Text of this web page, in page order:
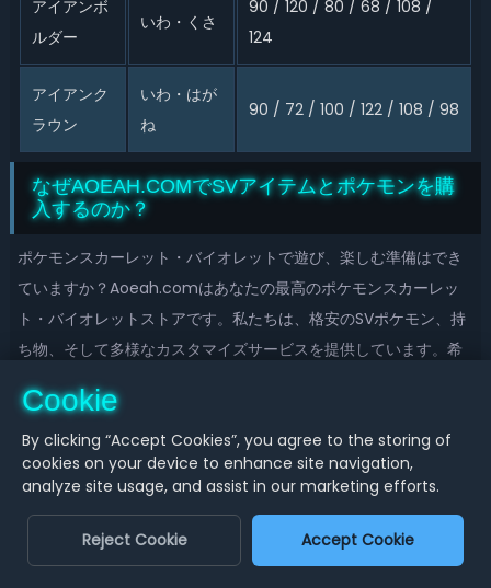
アイアンボ
ルダー
いわ・くさ
90 / 120 / 80 / 68 / 108 /
124
アイアンク
ラウン
いわ・はが
ね
90 / 72 / 100 / 122 / 108 / 98
なぜAOEAH.COMでSVアイテムとポケモンを購
入するのか？
ポケモンスカーレット・バイオレットで遊び、楽しむ準備はでき
ていますか？Aoeah.comはあなたの最高のポケモンスカーレッ
ト・バイオレットストアです。私たちは、格安のSVポケモン、持
ち物、そして多様なカスタマイズサービスを提供しています。希
少な色違いポケモンや、進化の石などの入手困難な持ち物を求め
る方も、当サイトのマーケットプレイスで必要なものを見つける
ことができます。使いやすいインターフェースから簡単にスカー
レット・バイオレットのアイテムやポケモン、カスタマイズサー
ビスが購入可能で、スムーズなネット環境とよく使う決済方法を
用意するだけです。世界中の全プレイヤー向けに毎日お得なSVポ
ケモンとアイテムを取り揃えています。ランダム割引もあり、さ
Cookie
By clicking “Accept Cookies”, you agree to the storing of
cookies on your device to enhance site navigation,
analyze site usage, and assist in our marketing efforts.
Reject Cookie Accept Cookie